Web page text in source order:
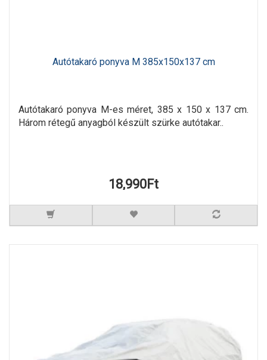
Autótakaró ponyva M 385x150x137 cm
Autótakaró ponyva M-es méret, 385 x 150 x 137 cm.
Három rétegű anyagból készült szürke autótakar..
18,990Ft